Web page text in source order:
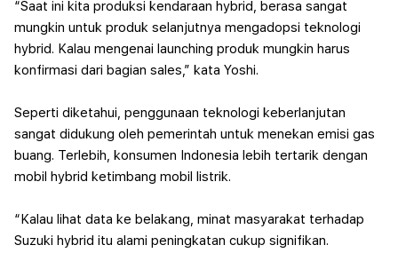
“Saat ini kita produksi kendaraan hybrid, berasa sangat
mungkin untuk produk selanjutnya mengadopsi teknologi
hybrid. Kalau mengenai launching produk mungkin harus
konfirmasi dari bagian sales,” kata Yoshi.
Seperti diketahui, penggunaan teknologi keberlanjutan
sangat didukung oleh pemerintah untuk menekan emisi gas
buang. Terlebih, konsumen Indonesia lebih tertarik dengan
mobil hybrid ketimbang mobil listrik.
“Kalau lihat data ke belakang, minat masyarakat terhadap
Suzuki hybrid itu alami peningkatan cukup signifikan.